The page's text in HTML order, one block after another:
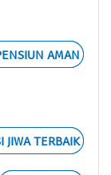
AMAN
JIWA TERBAIK